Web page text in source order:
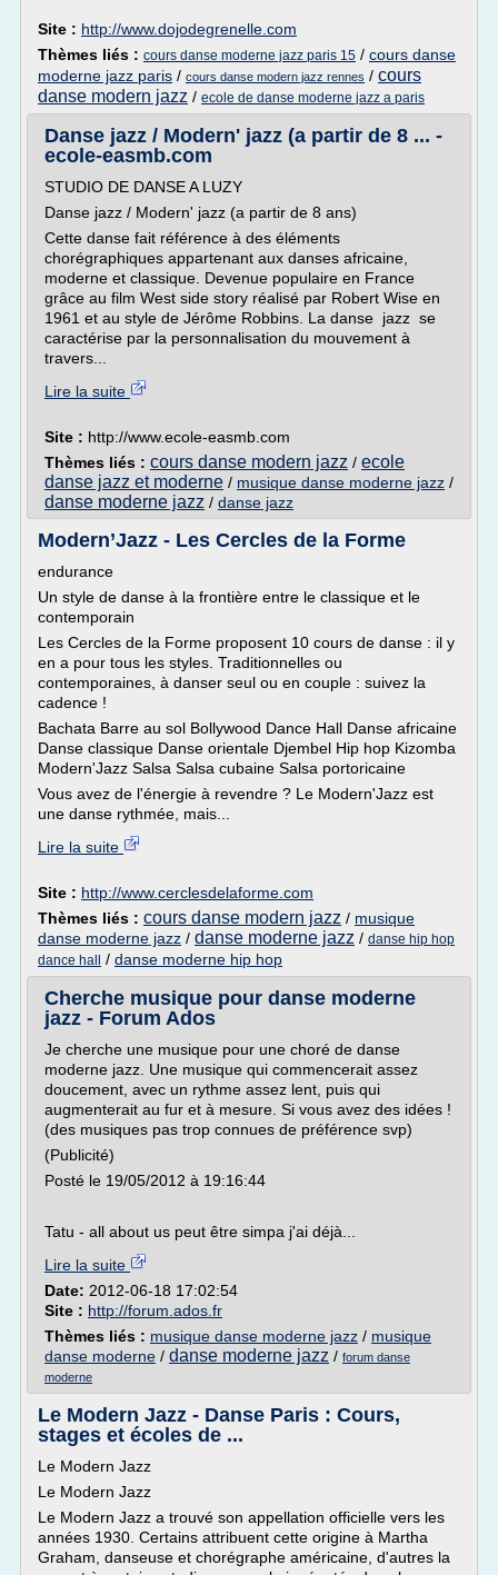
Site : http://www.dojodegrenelle.com
Thèmes liés : cours danse moderne jazz paris 15 / cours danse
moderne jazz paris / cours danse modern jazz rennes / cours
danse modern jazz / ecole de danse moderne jazz a paris
Danse jazz / Modern' jazz (a partir de 8 ... -
ecole-easmb.com
STUDIO DE DANSE A LUZY
Danse jazz / Modern' jazz (a partir de 8 ans)
Cette danse fait référence à des éléments
chorégraphiques appartenant aux danses africaine,
moderne et classique. Devenue populaire en France
grâce au film West side story réalisé par Robert Wise en
1961 et au style de Jérôme Robbins. La danse jazz se
caractérise par la personnalisation du mouvement à
travers...
Lire la suite
Site : http://www.ecole-easmb.com
Thèmes liés : cours danse modern jazz / ecole
danse jazz et moderne / musique danse moderne jazz /
danse moderne jazz / danse jazz
Modern’Jazz - Les Cercles de la Forme
endurance
Un style de danse à la frontière entre le classique et le
contemporain
Les Cercles de la Forme proposent 10 cours de danse : il y
en a pour tous les styles. Traditionnelles ou
contemporaines, à danser seul ou en couple : suivez la
cadence !
Bachata Barre au sol Bollywood Dance Hall Danse africaine
Danse classique Danse orientale Djembel Hip hop Kizomba
Modern'Jazz Salsa Salsa cubaine Salsa portoricaine
Vous avez de l'énergie à revendre ? Le Modern'Jazz est
une danse rythmée, mais...
Lire la suite
Site : http://www.cerclesdelaforme.com
Thèmes liés : cours danse modern jazz / musique
danse moderne jazz / danse moderne jazz / danse hip hop
dance hall
/ danse moderne hip hop
Cherche musique pour danse moderne
jazz - Forum Ados
Je cherche une musique pour une choré de danse
moderne jazz. Une musique qui commencerait assez
doucement, avec un rythme assez lent, puis qui
augmenterait au fur et à mesure. Si vous avez des idées !
(des musiques pas trop connues de préférence svp)
(Publicité)
Posté le 19/05/2012 à 19:16:44
Tatu - all about us peut être simpa j'ai déjà...
Lire la suite
Date: 2012-06-18 17:02:54
Site : http://forum.ados.fr
Thèmes liés : musique danse moderne jazz / musique
danse moderne / danse moderne jazz / forum danse
moderne
Le Modern Jazz - Danse Paris : Cours,
stages et écoles de ...
Le Modern Jazz
Le Modern Jazz
Le Modern Jazz a trouvé son appellation officielle vers les
années 1930. Certains attribuent cette origine à Martha
Graham, danseuse et chorégraphe américaine, d'autres la